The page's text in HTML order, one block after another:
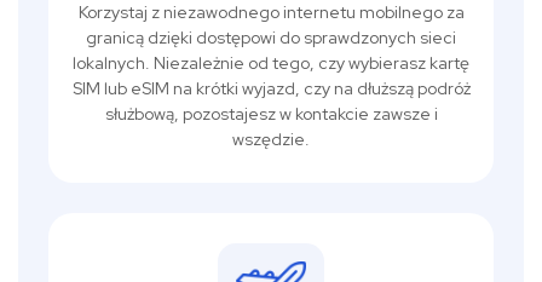
Korzystaj z niezawodnego internetu mobilnego za
granicą dzięki dostępowi do sprawdzonych sieci
lokalnych. Niezależnie od tego, czy wybierasz kartę
SIM lub eSIM na krótki wyjazd, czy na dłuższą podróż
służbową, pozostajesz w kontakcie zawsze i
wszędzie.